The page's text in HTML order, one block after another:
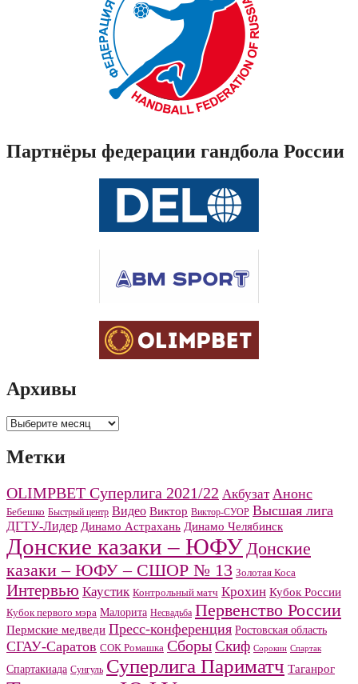
Партнёры федерации гандбола России
Архивы
Архивы
Метки
OLIMPBET Суперлига 2021/22 Акбузат Анонс
Бебешко Быстрый центр Видео Виктор Виктор-СУОР Высшая лига
ДГТУ-Лидер Динамо Астрахань Динамо Челябинск
Донские казаки – ЮФУДонские
казаки – ЮФУ – СШОР № 13 Золотая Коса
Интервью Каустик Контрольный матч Крохин Кубок России
Кубок первого мэра Малорита Несвадьба Первенство России
Пермские медведи Пресс-конференция Ростовская область
СГАУ-Саратов СОК Ромашка СборыСкиф Сорокин Спартак
Спартакиада Сунгуль Суперлига Париматч Таганрог